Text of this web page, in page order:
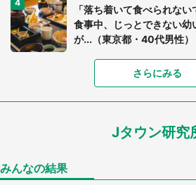
「落ち着いて食べられな
食事中、じっとできない幼
が...（東京都・40代男性）
「富豪すぎ」1歳息子の〝
7万人驚がく 「お菓子売
ードル高い」
あまりにも四角すぎる猫
さらにみる
Jタウン研究
みんなの結果